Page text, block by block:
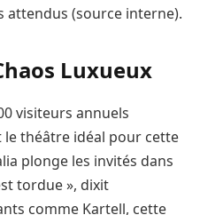
attendus (source interne).
Luxueux
visiteurs annuels
théâtre idéal pour cette
plonge les invités dans
tordue », dixit
comme Kartell, cette